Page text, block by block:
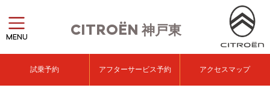
CITROËN神戸東
MENU
試乗予約 アフターサービス予約 アクセスマップ